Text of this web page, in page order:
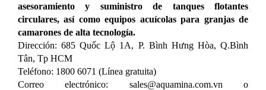
asesoramiento y suministro de tanques flotantes
circulares, así como equipos acuícolas para granjas de
camarones de alta tecnología.
Dirección: 685 Quốc Lộ 1A, P. Bình Hưng Hòa, Q.Bình
Tân, Tp HCM
Teléfono: 1800 6071 (Línea gratuita)
Correo electrónico: sales@aquamina.com.vn o